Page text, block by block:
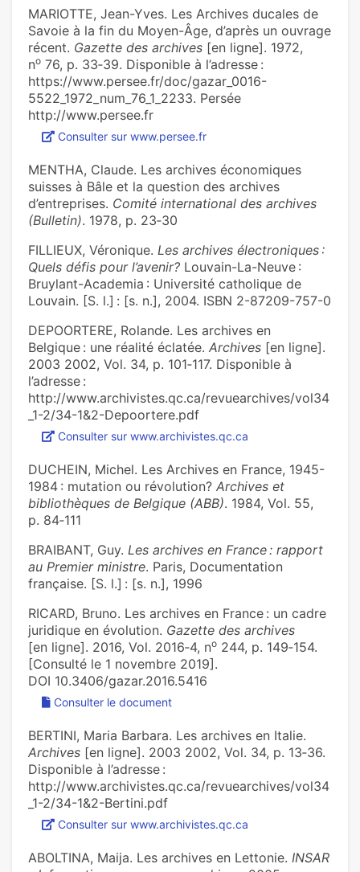
MARIOTTE, Jean-Yves. Les Archives ducales de
Savoie à la fin du Moyen-Âge, d’après un ouvrage
récent. Gazette des archives [en ligne]. 1972,
no 76, p. 33‑39. Disponible à l’adresse :
https://www.persee.fr/doc/gazar_0016-
5522_1972_num_76_1_2233. Persée
http://www.persee.fr
Consulter sur www.persee.fr
MENTHA, Claude. Les archives économiques
suisses à Bâle et la question des archives
d’entreprises. Comité international des archives
(Bulletin). 1978, p. 23‑30
FILLIEUX, Véronique. Les archives électroniques :
Quels défis pour l’avenir? Louvain-La-Neuve :
Bruylant-Academia : Université catholique de
Louvain. [S. l.] : [s. n.], 2004. ISBN 2-87209-757-0
DEPOORTERE, Rolande. Les archives en
Belgique : une réalité éclatée. Archives [en ligne].
2003 2002, Vol. 34, p. 101‑117. Disponible à
l’adresse :
http://www.archivistes.qc.ca/revuearchives/vol34
_1-2/34-1&2-Depoortere.pdf
Consulter sur www.archivistes.qc.ca
DUCHEIN, Michel. Les Archives en France, 1945-
1984 : mutation ou révolution? Archives et
bibliothèques de Belgique (ABB). 1984, Vol. 55,
p. 84‑111
BRAIBANT, Guy. Les archives en France : rapport
au Premier ministre. Paris, Documentation
française. [S. l.] : [s. n.], 1996
RICARD, Bruno. Les archives en France : un cadre
juridique en évolution. Gazette des archives
[en ligne]. 2016, Vol. 2016‑4, no 244, p. 149‑154.
[Consulté le 1 novembre 2019].
DOI 10.3406/gazar.2016.5416
Consulter le document
BERTINI, Maria Barbara. Les archives en Italie.
Archives [en ligne]. 2003 2002, Vol. 34, p. 13‑36.
Disponible à l’adresse :
http://www.archivistes.qc.ca/revuearchives/vol34
_1-2/34-1&2-Bertini.pdf
Consulter sur www.archivistes.qc.ca
ABOLTINA, Maija. Les archives en Lettonie. INSAR